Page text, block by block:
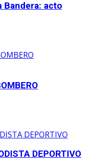
Bandera: acto
DEPORTIVO